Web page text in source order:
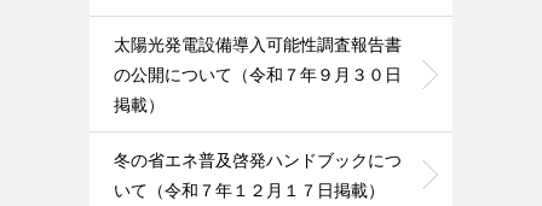
太陽光発電設備導入可能性調査報告書
の公開について（令和７年９月３０日
掲載）
冬の省エネ普及啓発ハンドブックにつ
いて（令和７年１２月１７日掲載）